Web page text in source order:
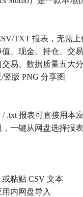
TXT 报表，无需
、现金、持仓、交
易、数据质量五大
竖版 PNG 分享图
.txt 报表可直接用本
一键从网盘选择报表
粘贴 CSV 文本
内网盘导入